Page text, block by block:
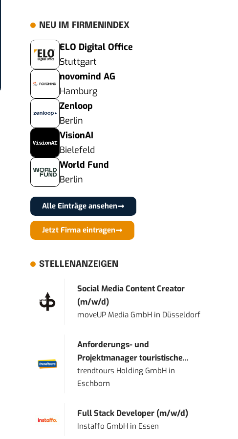
NEU IM FIRMENINDEX
ELO Digital Office
Stuttgart
novomind AG
Hamburg
Zenloop
Berlin
VisionAI
Bielefeld
World Fund
Berlin
Alle Einträge ansehen
Jetzt Firma eintragen
STELLENANZEIGEN
Social Media Content Creator
(m/w/d)
moveUP Media GmbH in Düsseldorf
Anforderungs- und
Projektmanager touristische...
trendtours Holding GmbH in
Eschborn
Full Stack Developer (m/w/d)
Instaffo GmbH in Essen